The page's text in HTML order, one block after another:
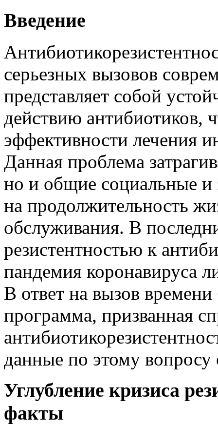
Введение
серьезных вызовов
представляет собой
действию антибиотиков,
эффективности лечения
Данная проблема
но и общие социальные и
на продолжительность
обслуживания. В
резистентностью к
пандемия коронавируса
В ответ на вызов времени
программа, призванная
данные по этому
Углубление кризиса
факты